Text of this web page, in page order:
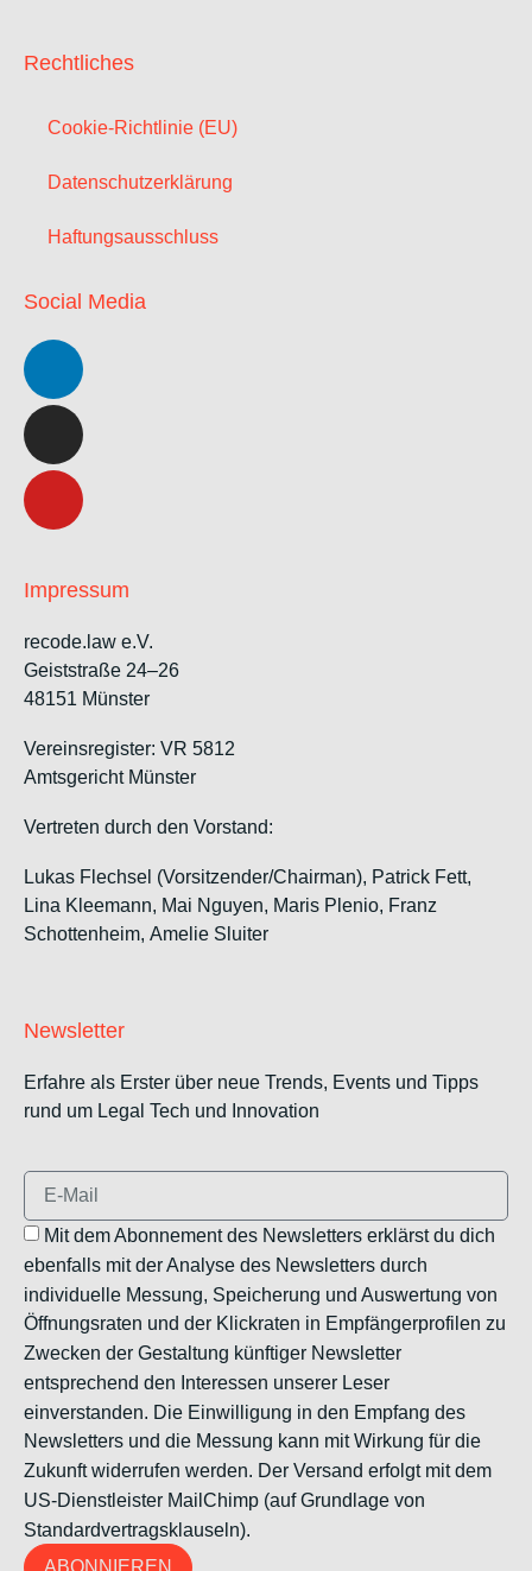
Rechtliches
Cookie-Richtlinie (EU)
Datenschutzerklärung
Haftungsausschluss
Social Media
Impressum
recode.law e.V.
Geiststraße 24–26
48151 Münster
Vereinsregister: VR 5812
Amtsgericht Münster
Vertreten durch den Vorstand:
Lukas Flechsel (Vorsitzender/Chairman), Patrick Fett,
Lina Kleemann, Mai Nguyen, Maris Plenio, Franz
Schottenheim, Amelie Sluiter
Newsletter
Erfahre als Erster über neue Trends, Events und Tipps
rund um Legal Tech und Innovation
Mit dem Abonnement des Newsletters erklärst du dich
ebenfalls mit der Analyse des Newsletters durch
individuelle Messung, Speicherung und Auswertung von
Öffnungsraten und der Klickraten in Empfängerprofilen zu
Zwecken der Gestaltung künftiger Newsletter
entsprechend den Interessen unserer Leser
einverstanden. Die Einwilligung in den Empfang des
Newsletters und die Messung kann mit Wirkung für die
Zukunft widerrufen werden. Der Versand erfolgt mit dem
US-Dienstleister MailChimp (auf Grundlage von
Standardvertragsklauseln).